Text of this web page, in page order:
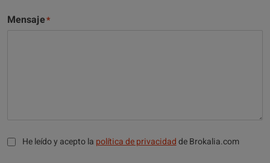
Mensaje
He leído y acepto la política de privacidadde Brokalia.com